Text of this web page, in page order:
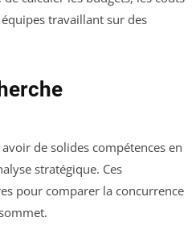
travaillant sur des
de solides compétences en
stratégique. Ces
pour comparer la concurrence